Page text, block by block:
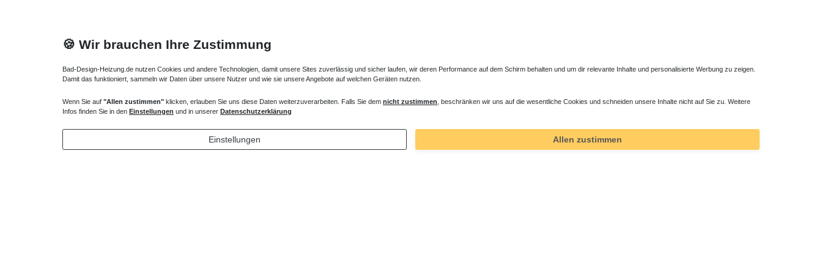
Mineralguss Acryl Duschwanne 150 x 70 x 1,5 cm
501,90 € *
Duschwanne bodengleich 150 x 80 x 2,5 cm
478,80 € *
*inkl. ges. MwSt.
Duschwanne bodengleich 150 x 100 x 2,5 cm
537,60 € *
Duschwanne flach 150 x 90 x 4 cm
437,85 € *
*inkl. ges. MwSt.
🍪 Wir brauchen Ihre Zustimmung
Bad-Design-Heizung.de nutzen Cookies und andere Technologien, damit unsere Sites zuverlässig und sicher laufen, wir deren Performance auf dem Schirm behalten und um dir relevante Inhalte und personalisierte Werbung zu zeigen.
Damit das funktioniert, sammeln wir Daten über unsere Nutzer und wie sie unsere Angebote auf welchen Geräten nutzen.
Wenn Sie auf "Allen zustimmen" klicken, erlauben Sie uns diese Daten weiterzuverarbeiten. Falls Sie dem nicht zustimmen , beschränken wir uns auf die wesentliche Cookies und schneiden unsere Inhalte nicht auf Sie zu. Weitere
Infos finden Sie in den Einstellungen und in unserer Datenschutzerklärung
Einstellungen Allen zustimmen